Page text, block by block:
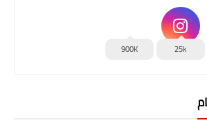
25k
900K